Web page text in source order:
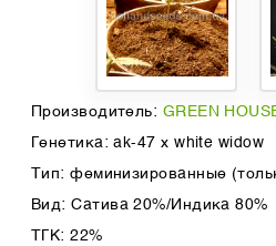
Производитель: GREEN
Генетика: ak-47 x white widow
Тип: феминизированные
Вид: Сатива 20%/Индика 80%
ТГК: 22%